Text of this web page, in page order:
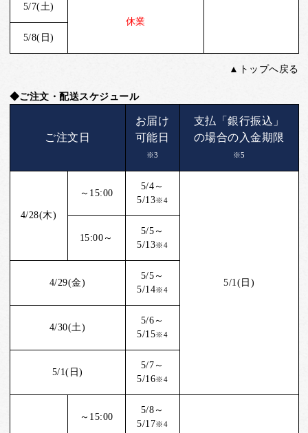
5/7(土)
休業
5/8(日)
▲トップへ戻る
◆ご注文・配送スケジュール
ご注文日
お届け
可能日
※3
支払「銀行振込」
の場合の入金期限
※5
4/28(木)
～15:00
5/4～
5/13※4
5/1(日)
15:00～
5/5～
5/13※4
4/29(金)
5/5～
5/14※4
4/30(土)
5/6～
5/15※4
5/1(日)
5/7～
5/16※4
～15:00
5/8～
5/17※4